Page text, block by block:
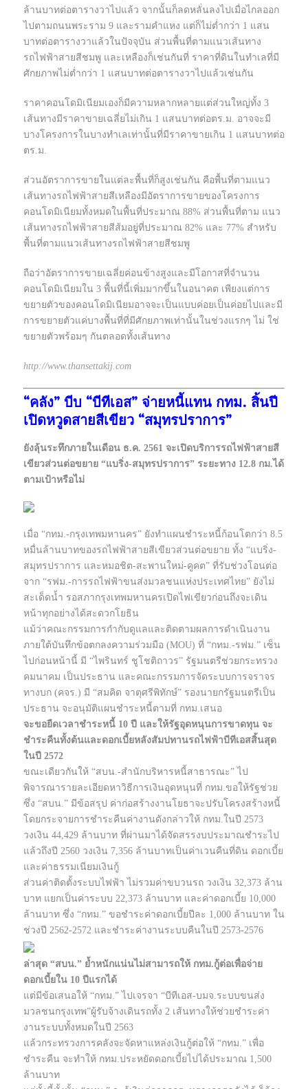
ล้านบาทต่อตารางวาไปแล้ว จากนั้นก็ลดหลั่นลงไปเมื่อไกลออก
ไปตามถนนพระราม 9 และรามคำแหง แต่ก็ไม่ตํ่ากว่า 1 แสน
บาทต่อตารางวาแล้วในปัจจุบัน ส่วนพื้นที่ตามแนวเส้นทาง
รถไฟฟ้าสายสีชมพู และเหลืองก็เช่นกันที่ ราคาที่ดินในทำเลที่มี
ศักยภาพไม่ตํ่ากว่า 1 แสนบาทต่อตารางวาไปแล้วเช่นกัน
ราคาคอนโดมิเนียมเองก็มีความหลากหลายแต่ส่วนใหญ่ทั้ง 3
เส้นทางมีราคาขายเฉลี่ยไม่เกิน 1 แสนบาทต่อตร.ม. อาจจะมี
บางโครงการในบางทำเลเท่านั้นที่มีราคาขายเกิน 1 แสนบาทต่อ
ตร.ม.
ส่วนอัตราการขายในแต่ละพื้นที่ก็สูงเช่นกัน คือพื้นที่ตามแนว
เส้นทางรถไฟฟ้าสายสีเหลืองมีอัตราการขายของโครงการ
คอนโดมิเนียมทั้งหมดในพื้นที่ประมาณ 88% ส่วนพื้นที่ตาม แนว
เส้นทางรถไฟฟ้าสายสีส้มอยู่ที่ประมาณ 82% และ 77% สำหรับ
พื้นที่ตามแนวเส้นทางรถไฟฟ้าสายสีชมพู
ถือว่าอัตราการขายเฉลี่ยค่อนข้างสูงและมีโอกาสที่จำนวน
คอนโดมิเนียมใน 3 พื้นที่นี้เพิ่มมากขึ้นในอนาคต เพียงแต่การ
ขยายตัวของคอนโดมิเนียมอาจจะเป็นแบบค่อยเป็นค่อยไปและมี
การขยายตัวแค่บางพื้นที่ที่มีศักยภาพเท่านั้นในช่วงแรกๆ ไม่ ใช่
ขยายตัวพร้อมๆ กันตลอดทั้งเส้นทาง
http://www.thansettakij.com
“คลัง” บีบ “บีทีเอส” จ่ายหนี้แทน กทม. สิ้นปี
เปิดหวูดสายสีเขียว “สมุทรปราการ”
ยังลุ้นระทึกภายในเดือน ธ.ค. 2561 จะเปิดบริการรถไฟฟ้าสายสี
เขียวส่วนต่อขยาย “แบริ่ง-สมุทรปราการ” ระยะทาง 12.8 กม.ได้
ตามเป้าหรือไม่
เมื่อ “กทม.-กรุงเทพมหานคร” ยังทำแผนชำระหนี้ก้อนโตกว่า 8.5
หมื่นล้านบาทของรถไฟฟ้าสายสีเขียวส่วนต่อขยาย ทั้ง “แบริ่ง-
สมุทรปราการ และหมอชิต-สะพานใหม่-คูคต” ที่รับช่วงโอนต่อ
จาก “รฟม.-การรถไฟฟ้าขนส่งมวลชนแห่งประเทศไทย” ยังไม่
สะเด็ดน้ำ รอสภากรุงเทพมหานครเปิดไฟเขียวก่อนถึงจะเดิน
หน้าทุกอย่างได้สะดวกโยธิน
แม้ว่าคณะกรรมการกำกับดูแลและติดตามผลการดำเนินงาน
ภายใต้บันทึกข้อตกลงความร่วมมือ (MOU) ที่ “กทม.-รฟม.” เซ็น
ไปก่อนหน้านี้ มี “ไพรินทร์ ชูโชติถาวร” รัฐมนตรีช่วยกระทรวง
คมนาคม เป็นประธาน และคณะกรรมการจัดระบบการจราจร
ทางบก (คจร.) มี “สมคิด จาตุศรีพิทักษ์” รองนายกรัฐมนตรีเป็น
ประธาน จะอนุมัติแผนชำระหนี้ตามที่ กทม.เสนอ
จะขอยืดเวลาชำระหนี้ 10 ปี และให้รัฐอุดหนุนการขาดทุน จะ
ชำระคืนทั้งต้นและดอกเบี้ยหลังสัมปทานรถไฟฟ้าบีทีเอสสิ้นสุด
ในปี 2572
ขณะเดียวกันให้ “สบน.-สำนักบริหารหนี้สาธารณะ” ไป
พิจารณารายละเอียดหาวิธีการเงินอุดหนุนที่ กทม.ขอให้รัฐช่วย
ซึ่ง “สบน.” มีข้อสรุป ค่าก่อสร้างงานโยธาจะปรับโครงสร้างหนี้
โดยกระจายการชำระคืนค่างานดังกล่าวให้ กทม.ในปี 2573
วงเงิน 44,429 ล้านบาท ที่ผ่านมาได้จัดสรรงบประมาณชำระไป
แล้วถึงปี 2560 วงเงิน 7,356 ล้านบาทเป็นค่าเวนคืนที่ดิน ดอกเบี้ย
และค่าธรรมเนียมเงินกู้
ส่วนค่าติดตั้งระบบไฟฟ้า ไม่รวมค่าขบวนรถ วงเงิน 32,373 ล้าน
บาท แยกเป็นค่าระบบ 22,373 ล้านบาท และค่าดอกเบี้ย 10,000
ล้านบาท ซึ่ง “กทม.” ขอชำระค่าดอกเบี้ยปีละ 1,000 ล้านบาท ใน
ช่วงปี 2562-2572 และชำระค่างานระบบคืนในปี 2573-2576
ล่าสุด “สบน.” ย้ำหนักแน่นไม่สามารถให้ กทม.กู้ต่อเพื่อจ่าย
ดอกเบี้ยใน 10 ปีแรกได้
แต่มีข้อเสนอให้ “กทม.” ไปเจรจา “บีทีเอส-บมจ.ระบบขนส่ง
มวลชนกรุงเทพ”ผู้รับจ้างเดินรถทั้ง 2 เส้นทางให้ช่วยชำระค่า
งานระบบทั้งหมดในปี 2563
แล้วกระทรวงการคลังจะจัดหาแหล่งเงินกู้ต่อให้ “กทม.” เพื่อ
ชำระคืน จะทำให้ กทม.ประหยัดดอกเบี้ยไปได้ประมาณ 1,500
ล้านบาท